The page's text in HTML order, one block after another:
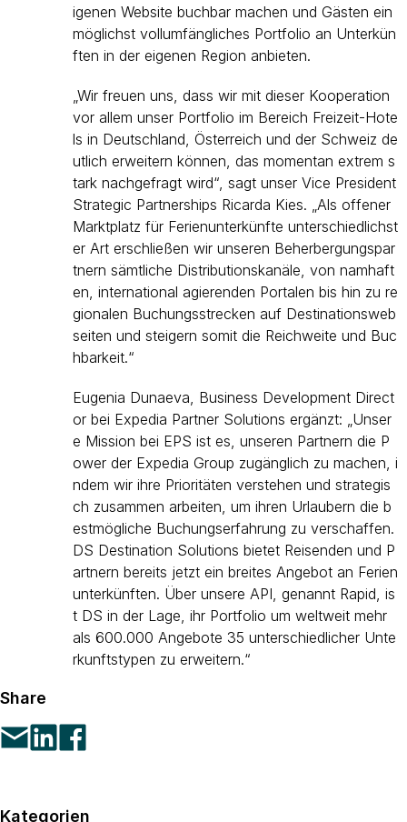
igenen Website buchbar machen und Gästen ein
möglichst vollumfängliches Portfolio an Unterkün
ften in der eigenen Region anbieten.
„Wir freuen uns, dass wir mit dieser Kooperation
vor allem unser Portfolio im Bereich Freizeit-Hote
ls in Deutschland, Österreich und der Schweiz de
utlich erweitern können, das momentan extrem s
tark nachgefragt wird“, sagt unser Vice President
Strategic Partnerships Ricarda Kies. „Als offener
Marktplatz für Ferienunterkünfte unterschiedlichst
er Art erschließen wir unseren Beherbergungspar
tnern sämtliche Distributionskanäle, von namhaft
en, international agierenden Portalen bis hin zu re
gionalen Buchungsstrecken auf Destinationsweb
seiten und steigern somit die Reichweite und Buc
hbarkeit.“
Eugenia Dunaeva, Business Development Direct
or bei Expedia Partner Solutions ergänzt: „Unser
e Mission bei EPS ist es, unseren Partnern die P
ower der Expedia Group zugänglich zu machen, i
ndem wir ihre Prioritäten verstehen und strategis
ch zusammen arbeiten, um ihren Urlaubern die b
estmögliche Buchungserfahrung zu verschaffen.
DS Destination Solutions bietet Reisenden und P
artnern bereits jetzt ein breites Angebot an Ferien
unterkünften. Über unsere API, genannt Rapid, is
t DS in der Lage, ihr Portfolio um weltweit mehr
als 600.000 Angebote 35 unterschiedlicher Unte
rkunftstypen zu erweitern.“
Share
Kategorien